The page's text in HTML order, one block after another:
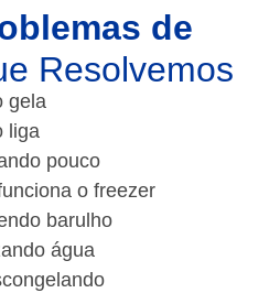
de
Resolvemos
gela
liga
pouco
o freezer
barulho
água